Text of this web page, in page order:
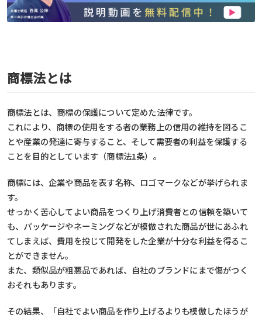
商標法とは
商標法とは、商標の保護について定めた法律です。
これにより、商標の使用をする者の業務上の信用の維持を図るこ
とや産業の発達に寄与すること、そして需要者の利益を保護する
ことを目的としています（商標法1条）。
商標には、企業や商品を表す名称、ロゴマークなどが挙げられま
す。
せっかく苦心してよい商品をつくり上げ消費者との信頼を築いて
も、パッケージやネーミングなどが模倣された商品が世にあふれ
てしまえば、費用を投じて開発をした企業が十分な利益を得るこ
とができません。
また、類似品が粗悪品であれば、自社のブランドにまで傷がつく
おそれもあります。
その結果、「自社でよい商品を作り上げるよりも模倣したほうが